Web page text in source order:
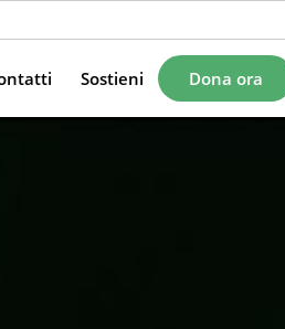
Sostieni Dona ora